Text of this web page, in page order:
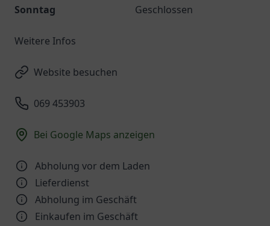
Sonntag
Geschlossen
Weitere Infos
Website besuchen
069 453903
Bei Google Maps anzeigen
Abholung vor dem Laden
Lieferdienst
Abholung im Geschäft
Einkaufen im Geschäft